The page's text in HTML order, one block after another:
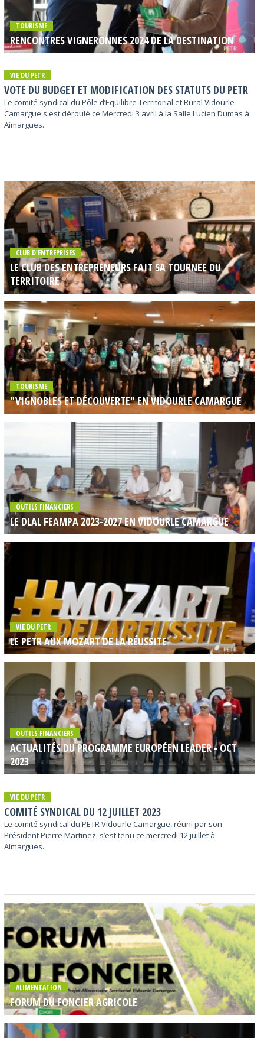
TOURISME
RENCONTRES VIGNERONNES 2024 DE LA DESTINATION
VIE DU PETR
VOTE DU BUDGET ET MODIFICATION DES STATUTS DU PETR
Le comité syndical du Pôle d’Equilibre Territorial et Rural Vidourle
Camargue s'est déroulé ce Mercredi 3 avril à la Salle Lucien Dumas à
Aimargues.
CLUB D'ENTREPRISES
LE CLUB DES ENTREPRENEURS FAIT SA TOURNEE DU
TERRITOIRE
TOURISME
"VIGNOBLES ET DÉCOUVERTE" EN VIDOURLE CAMARGUE
OUTILS FINANCIERS
LE DLAL FEAMPA 2023-2027 EN VIDOURLE CAMARGUE
VIE DU PETR
LE PETR AUX MOZART DE LA RÉUSSITE
OUTILS FINANCIERS
ACTUALITÉS DU PROGRAMME EUROPÉEN LEADER - OCT
2023
VIE DU PETR
COMITÉ SYNDICAL DU 12 JUILLET 2023
Le comité syndical du PETR Vidourle Camargue, réuni par son
Président Pierre Martinez, s’est tenu ce mercredi 12 juillet à
Aimargues.
ALIMENTATION
FORUM DU FONCIER AGRICOLE